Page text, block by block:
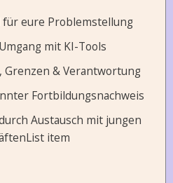
eure Problemstellung
mit KI-Tools
Grenzen & Verantwortung
Fortbildungsnachweis
Austausch mit jungen
item